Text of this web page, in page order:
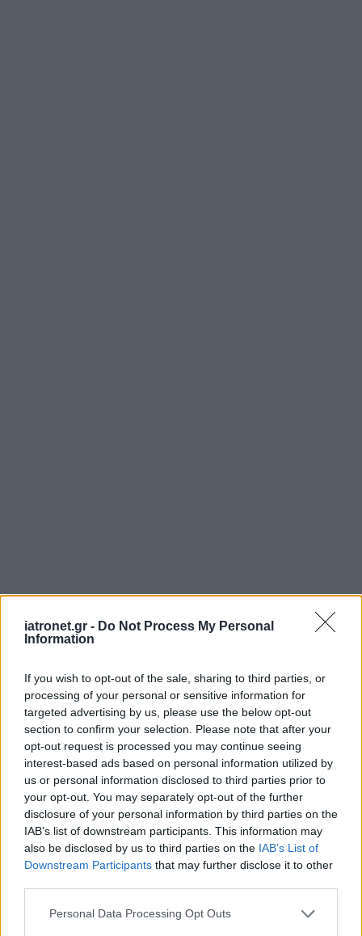
iatronet.gr - Do Not Process My Personal
Information
If you wish to opt-out of the sale, sharing to third parties, or
processing of your personal or sensitive information for
targeted advertising by us, please use the below opt-out
section to confirm your selection. Please note that after your
opt-out request is processed you may continue seeing
interest-based ads based on personal information utilized by
us or personal information disclosed to third parties prior to
your opt-out. You may separately opt-out of the further
disclosure of your personal information by third parties on the
IAB’s list of downstream participants. This information may
also be disclosed by us to third parties on the IAB’s List of
Downstream Participants that may further disclose it to other
Please note that this website/app uses one or more Google
Personal Data Processing Opt Outs
Loading...
Προσθήκη Σχολίου